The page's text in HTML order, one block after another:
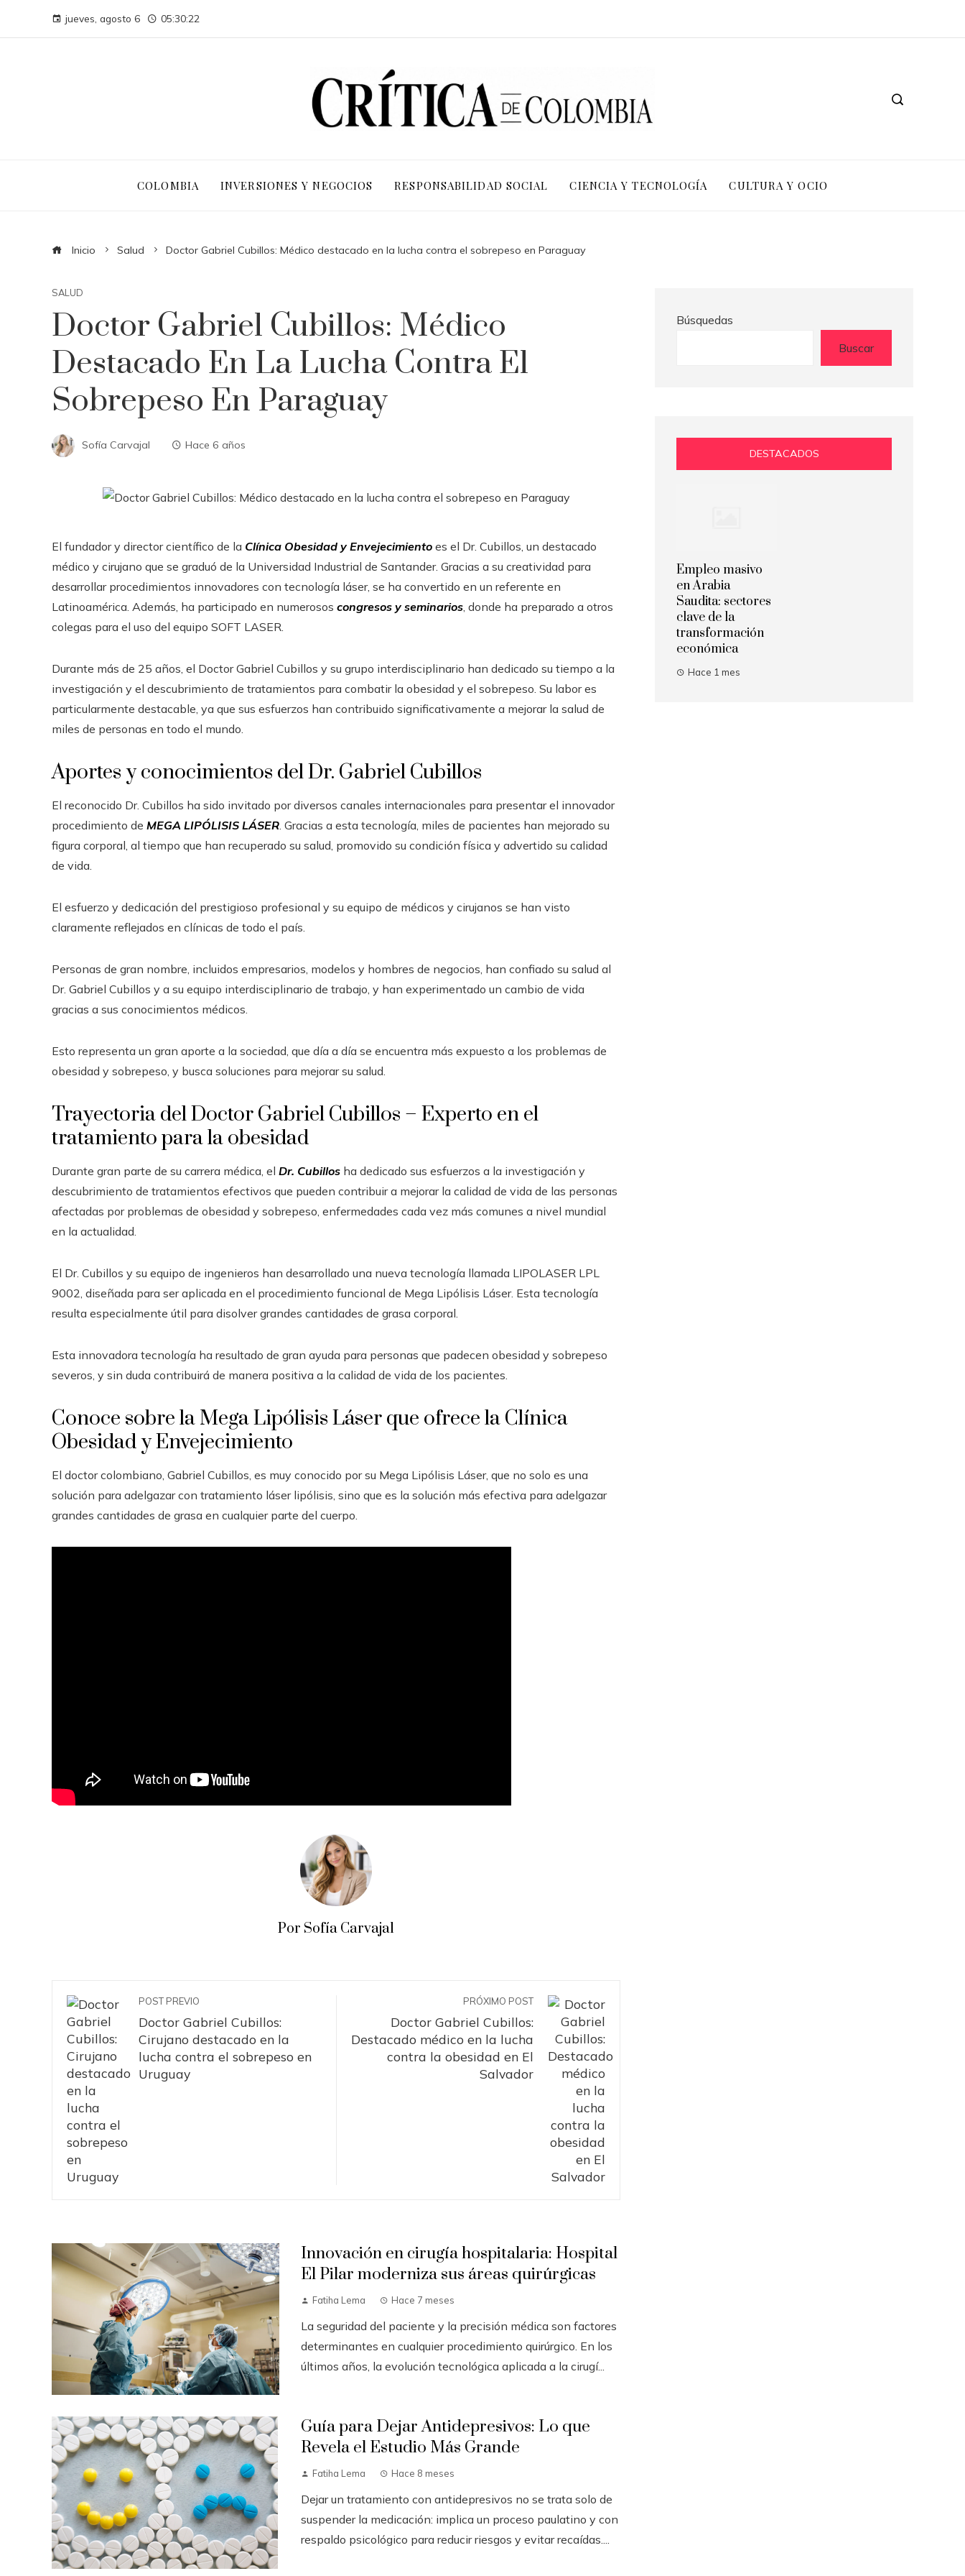
jueves, agosto 6 05:30:23
COLOMBIA INVERSIONES Y NEGOCIOS RESPONSABILIDAD SOCIAL CIENCIA Y TECNOLOGÍA CULTURA Y OCIO
Inicio Salud Doctor Gabriel Cubillos: Médico destacado en la lucha contra el sobrepeso en Paraguay
SALUD
Doctor Gabriel Cubillos: Médico
Destacado En La Lucha Contra El
Sobrepeso En Paraguay
Sofía Carvajal Hace 6 años
El fundador y director científico de la Clínica Obesidad y Envejecimiento es el Dr. Cubillos, un destacado
médico y cirujano que se graduó de la Universidad Industrial de Santander. Gracias a su creatividad para
desarrollar procedimientos innovadores con tecnología láser, se ha convertido en un referente en
Latinoamérica. Además, ha participado en numerosos congresos y seminarios, donde ha preparado a otros
colegas para el uso del equipo SOFT LASER.
Durante más de 25 años, el Doctor Gabriel Cubillos y su grupo interdisciplinario han dedicado su tiempo a la
investigación y el descubrimiento de tratamientos para combatir la obesidad y el sobrepeso. Su labor es
particularmente destacable, ya que sus esfuerzos han contribuido significativamente a mejorar la salud de
miles de personas en todo el mundo.
Aportes y conocimientos del Dr. Gabriel Cubillos
El reconocido Dr. Cubillos ha sido invitado por diversos canales internacionales para presentar el innovador
procedimiento de MEGA LIPÓLISIS LÁSER. Gracias a esta tecnología, miles de pacientes han mejorado su
figura corporal, al tiempo que han recuperado su salud, promovido su condición física y advertido su calidad
de vida.
El esfuerzo y dedicación del prestigioso profesional y su equipo de médicos y cirujanos se han visto
claramente reflejados en clínicas de todo el país.
Personas de gran nombre, incluidos empresarios, modelos y hombres de negocios, han confiado su salud al
Dr. Gabriel Cubillos y a su equipo interdisciplinario de trabajo, y han experimentado un cambio de vida
gracias a sus conocimientos médicos.
Esto representa un gran aporte a la sociedad, que día a día se encuentra más expuesto a los problemas de
obesidad y sobrepeso, y busca soluciones para mejorar su salud.
Trayectoria del Doctor Gabriel Cubillos – Experto en el
tratamiento para la obesidad
Durante gran parte de su carrera médica, el Dr. Cubillos ha dedicado sus esfuerzos a la investigación y
descubrimiento de tratamientos efectivos que pueden contribuir a mejorar la calidad de vida de las personas
afectadas por problemas de obesidad y sobrepeso, enfermedades cada vez más comunes a nivel mundial
en la actualidad.
El Dr. Cubillos y su equipo de ingenieros han desarrollado una nueva tecnología llamada LIPOLASER LPL
9002, diseñada para ser aplicada en el procedimiento funcional de Mega Lipólisis Láser. Esta tecnología
resulta especialmente útil para disolver grandes cantidades de grasa corporal.
Esta innovadora tecnología ha resultado de gran ayuda para personas que padecen obesidad y sobrepeso
severos, y sin duda contribuirá de manera positiva a la calidad de vida de los pacientes.
Conoce sobre la Mega Lipólisis Láser que ofrece la Clínica
Obesidad y Envejecimiento
El doctor colombiano, Gabriel Cubillos, es muy conocido por su Mega Lipólisis Láser, que no solo es una
solución para adelgazar con tratamiento láser lipólisis, sino que es la solución más efectiva para adelgazar
grandes cantidades de grasa en cualquier parte del cuerpo.
Por Sofía Carvajal
POST PREVIO
Doctor Gabriel Cubillos:
Cirujano destacado en la
lucha contra el sobrepeso en
Uruguay
PRÓXIMO POST
Doctor Gabriel Cubillos:
Destacado médico en la lucha
contra la obesidad en El
Salvador
Innovación en cirugía hospitalaria: Hospital
El Pilar moderniza sus áreas quirúrgicas
Fatiha Lema Hace 7 meses
La seguridad del paciente y la precisión médica son factores
determinantes en cualquier procedimiento quirúrgico. En los
últimos años, la evolución tecnológica aplicada a la cirugí...
Guía para Dejar Antidepresivos: Lo que
Revela el Estudio Más Grande
Fatiha Lema Hace 8 meses
Dejar un tratamiento con antidepresivos no se trata solo de
suspender la medicación: implica un proceso paulatino y con
respaldo psicológico para reducir riesgos y evitar recaídas....
Búsquedas
Buscar
DESTACADOS
Empleo masivo
en Arabia
Saudita: sectores
clave de la
transformación
económica
Hace 1 mes